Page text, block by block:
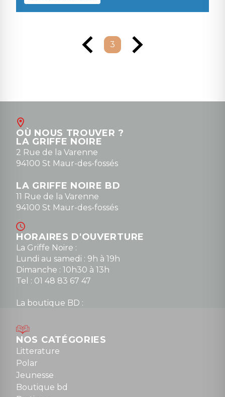
3
OÙ NOUS TROUVER ?
LA GRIFFE NOIRE
2 Rue de la Varenne
94100 St Maur-des-fossés
LA GRIFFE NOIRE BD
11 Rue de la Varenne
94100 St Maur-des-fossés
HORAIRES D'OUVERTURE
La Griffe Noire :
Lundi au samedi : 9h à 19h
Dimanche : 10h30 à 13h
Tel : 01 48 83 67 47
La boutique BD :
Mardi au samedi : 10h à 13h / 14h à 19h
Dimanche : 10h30 à 12h30
Tel : 01 48 89 13 88
Fermé le dimanche en Juillet et Août
NOS CATÉGORIES
Litterature
Polar
Jeunesse
Boutique bd